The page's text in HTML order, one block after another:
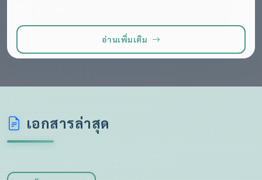
อ่านเพิ่มเติม
เอกสารล่าสุด